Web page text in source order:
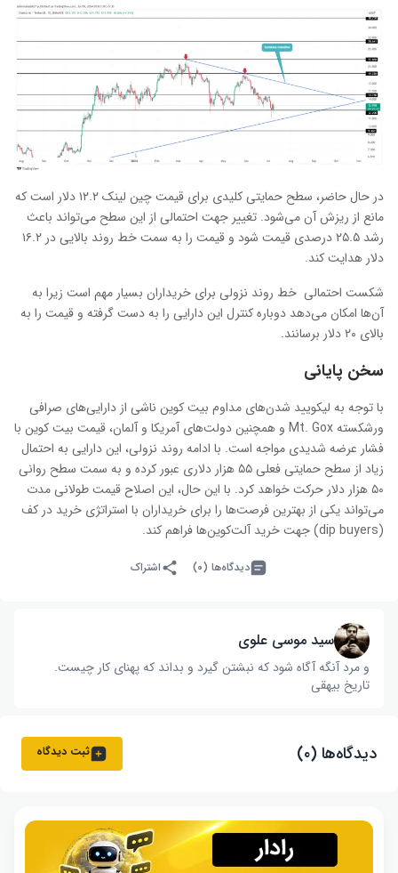
در حال حاضر، سطح حمایتی کلیدی برای قیمت چین لینک ۱۲.۲ دلار است که
مانع از ریزش آن می‌شود. تغییر جهت احتمالی از این سطح می‌تواند باعث
رشد ۲۵.۵ درصدی قیمت شود و قیمت را به سمت خط روند بالایی در ۱۶.۲
دلار هدایت کند.
شکست احتمالی خط روند نزولی برای خریداران بسیار مهم است زیرا به
آن‌ها امکان می‌دهد دوباره کنترل این دارایی را به دست گرفته و قیمت را به
بالای ۲۰ دلار برسانند.
سخن پایانی
با توجه به لیکویید شدن‌های مداوم بیت کوین ناشی از دارایی‌های صرافی
ورشکسته Mt. Gox و همچنین دولت‌های آمریکا و آلمان، قیمت بیت کوین با
فشار عرضه شدیدی مواجه است. با ادامه روند نزولی، این دارایی به احتمال
زیاد از سطح حمایتی فعلی ۵۵ هزار دلاری عبور کرده و به سمت سطح روانی
۵۰ هزار دلار حرکت خواهد کرد. با این حال، این اصلاح قیمت طولانی مدت
می‌تواند یکی از بهترین فرصت‌ها را برای خریداران با استراتژی خرید در کف
(dip buyers) جهت خرید آلت‌کوین‌ها فراهم کند.
دیدگاه‌ها (۰) اشتراک
سید موسی علوی
و مرد آنگه آگاه شود که نبشتن گیرد و بداند که پهنای کار چیست‌.
تاریخ بیهقی
دیدگاه‌ها (۰) ثبت دیدگاه